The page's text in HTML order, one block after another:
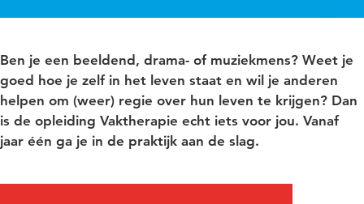
Ben je een beeldend, drama- of muziekmens? Weet je
goed hoe je zelf in het leven staat en wil je anderen
helpen om (weer) regie over hun leven te krijgen? Dan
is de opleiding Vaktherapie echt iets voor jou. Vanaf
jaar één ga je in de praktijk aan de slag.